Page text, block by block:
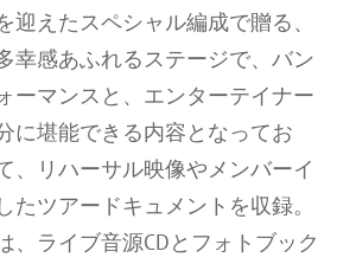
迎えたスペシャル編成で贈る、
幸感あふれるステージで、バン
ーマンスと、エンターテイナー
に堪能できる内容となってお
、リハーサル映像やメンバーイ
たツアードキュメントを収録。
、ライブ音源CDとフォトブック